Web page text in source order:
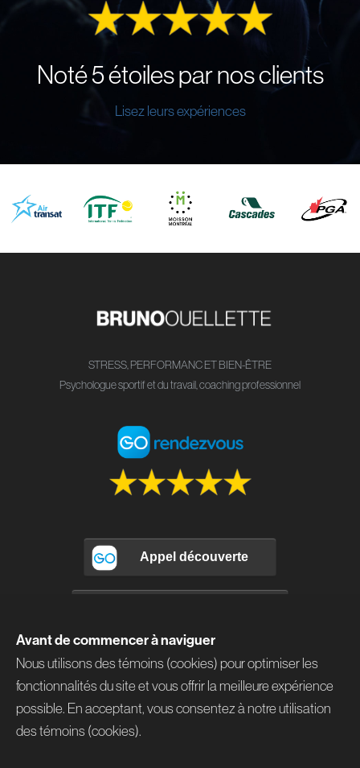
Avant de commencer à naviguer
Nous utilisons des témoins (cookies) pour optimiser les
fonctionnalités du site et vous offrir la meilleure expérience
possible. En acceptant, vous consentez à notre utilisation
des témoins (cookies).
Noté 5 étoiles par nos clients
Lisez leurs expériences
Merci
votre
confiance
STRESS, PERFORMANC ET BIEN-ÊTRE
Psychologue sportif et du travail, coaching professionnel